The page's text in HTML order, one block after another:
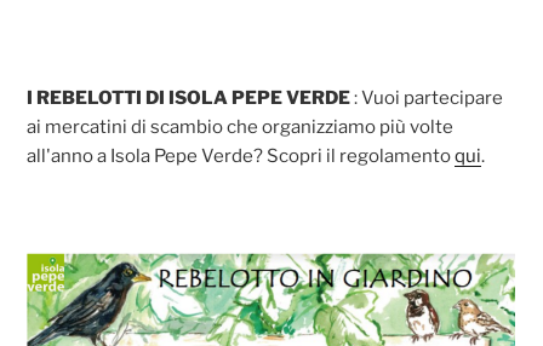
I REBELOTTI DI ISOLA PEPE VERDE: Vuoi partecipare
ai mercatini di scambio che organizziamo più volte
all'anno a Isola Pepe Verde? Scopri il regolamentoqui.